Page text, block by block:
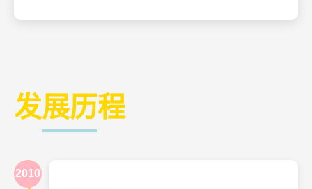
发展历程
2010